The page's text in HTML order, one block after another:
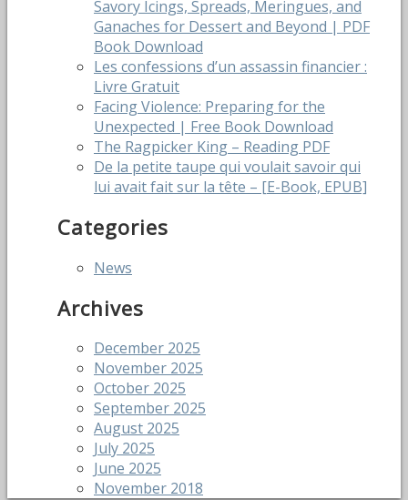
Savory Icings, Spreads, Meringues, and
Ganaches for Dessert and Beyond | PDF
Book Download
Les confessions d’un assassin financier :
Livre Gratuit
Facing Violence: Preparing for the
Unexpected | Free Book Download
The Ragpicker King – Reading PDF
De la petite taupe qui voulait savoir qui
lui avait fait sur la tête – [E-Book, EPUB]
Categories
News
Archives
December 2025
November 2025
October 2025
September 2025
August 2025
July 2025
June 2025
November 2018